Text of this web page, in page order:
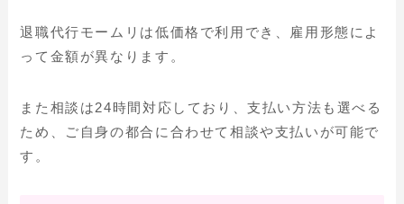
退職代行モームリは低価格で利用でき、雇用形態によ
って金額が異なります。
また相談は24時間対応しており、支払い方法も選べる
ため、ご自身の都合に合わせて相談や支払いが可能で
す。